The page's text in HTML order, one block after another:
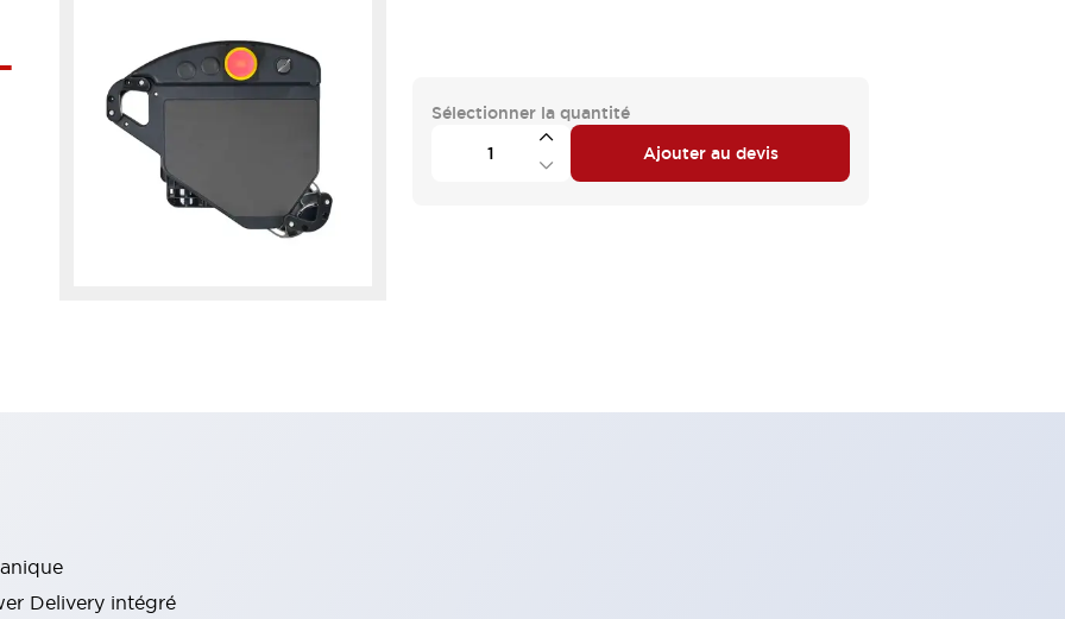
Sélectionner la quantité
Ajouter au devis
Delivery intégré